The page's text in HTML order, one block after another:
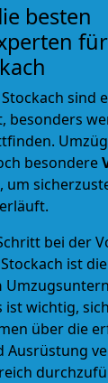
besten
sind
besonders
besondere
, um
bei der
ist
ist wichtig,
über die
Ausrüstung